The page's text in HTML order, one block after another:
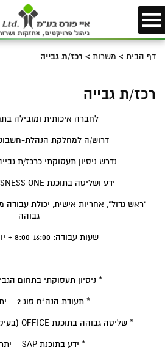
דף הבית > משרות > רכז/ת גבייה
רכז/ת גבייה
לחברה איכותית ומובילה
דרוש/ה למחלקת הנהלת-
נדרש ניסיון תעסוקתי כרכז/ת
ידע ושליטה בתוכנת SBO – SAP BUISNESS ONE
"ראש גדול", אחריות אישית, יכולת עבודה
גבוהה
שעות עבודה: 8:00-16:00 + יום ו’ לסירוגין
* ניסיון תעסוקתי בתחום
* תעודת הנה"ח סוג 2 – יתרון מוביל
* שליטה גבוהה בתוכנת OFFICE (בעיקר על EXCEL) – חובה
* ידע בתוכנת SAP – יתרון מוביל